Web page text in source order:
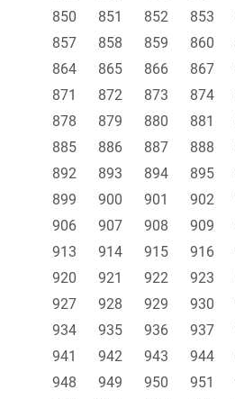
850
851 852 853
857
858 859 860
864
865 866 867
871
872 873 874
878
879 880 881
885
886 887 888
892
893 894 895
899
900 901 902
906
907 908 909
913
914 915 916
920
921 922 923
927
928 929 930
934
935 936 937
941
942 943 944
948
949 950 951